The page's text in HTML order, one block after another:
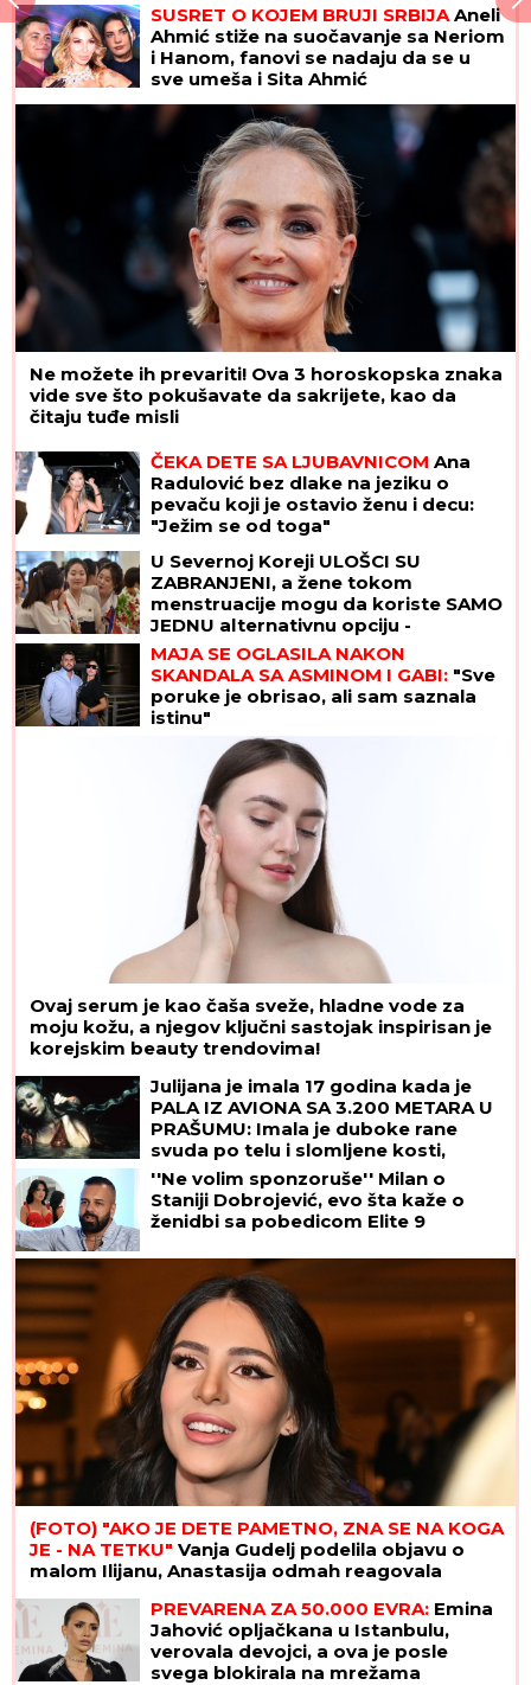
SUSRET O KOJEM BRUJI SRBIJA Aneli
Ahmić stiže na suočavanje sa Neriom
i Hanom, fanovi se nadaju da se u
sve umeša i Sita Ahmić
Ne možete ih prevariti! Ova 3 horoskopska znaka
vide sve što pokušavate da sakrijete, kao da
čitaju tuđe misli
ČEKA DETE SA LJUBAVNICOM Ana
Radulović bez dlake na jeziku o
pevaču koji je ostavio ženu i decu:
"Ježim se od toga"
U Severnoj Koreji ULOŠCI SU
ZABRANJENI, a žene tokom
menstruacije mogu da koriste SAMO
JEDNU alternativnu opciju -
zastrašujuća pravila u svetu Kim
Džong Una
MAJA SE OGLASILA NAKON
SKANDALA SA ASMINOM I GABI: "Sve
poruke je obrisao, ali sam saznala
istinu"
Ovaj serum je kao čaša sveže, hladne vode za
moju kožu, a njegov ključni sastojak inspirisan je
korejskim beauty trendovima!
Julijana je imala 17 godina kada je
PALA IZ AVIONA SA 3.200 METARA U
PRAŠUMU: Imala je duboke rane
svuda po telu i slomljene kosti,
videla je MRTVU MAJKU, ali nije želela
da se preda
''Ne volim sponzoruše'' Milan o
Staniji Dobrojević, evo šta kaže o
ženidbi sa pobedicom Elite 9
(FOTO) "AKO JE DETE PAMETNO, ZNA SE NA KOGA
JE - NA TETKU" Vanja Gudelj podelila objavu o
malom Ilijanu, Anastasija odmah reagovala
PREVARENA ZA 50.000 EVRA: Emina
Jahović opljačkana u Istanbulu,
verovala devojci, a ova je posle
svega blokirala na mrežama